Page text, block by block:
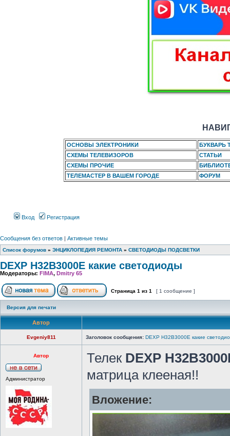
ОСНОВЫ ЭЛЕКТРОНИКИ
БУКВАРЬ
СХЕМЫ ТЕЛЕВИЗОРОВ
СТАТЬИ
СХЕМЫ ПРОЧИЕ
ТЕЛЕМАСТЕР В ВАШЕМ ГОРОДЕ
ФОРУМ
Вход Регистрация
Сообщения без ответов | Активные темы
Список форумов » ЭНЦИКЛОПЕДИЯ РЕМОНТА » СВЕТОДИОДЫ ПОДСВЕТКИ
DEXP H32B3000E какие светодиоды
Модераторы: FIMA, Dmitry 65
Страница 1 из 1 [ 1 сообщение ]
Версия для печати
Автор
Evgeniy811 Заголовок сообщения: DEXP H32B3000E какие
Автор
Администратор
Телек DEXP
матрица клееная!!
Вложение: